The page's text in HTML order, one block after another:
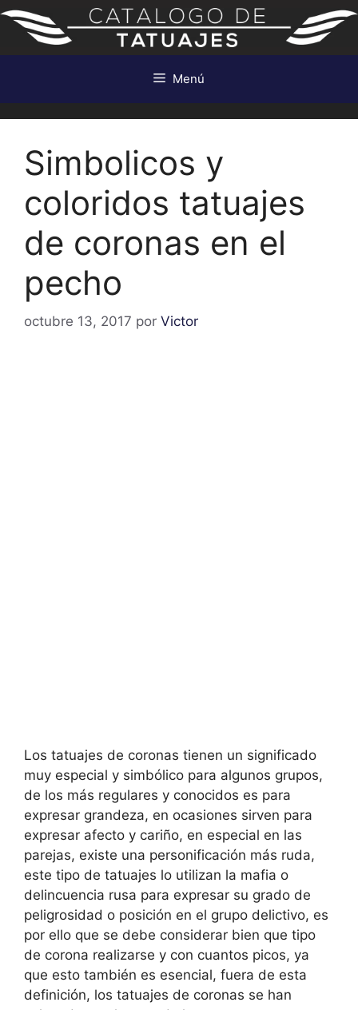
Saltar
contenido
Menú
Simbolicos y
coloridos tatuajes
de coronas en el
pecho
octubre 13, 2017 por Victor
Los tatuajes de coronas tienen un significado
muy especial y simbólico para algunos grupos,
de los más regulares y conocidos es para
expresar grandeza, en ocasiones sirven para
expresar afecto y cariño, en especial en las
parejas, existe una personificación más ruda,
este tipo de tatuajes lo utilizan la mafia o
delincuencia rusa para expresar su grado de
peligrosidad o posición en el grupo delictivo, es
por ello que se debe considerar bien que tipo
de corona realizarse y con cuantos picos, ya
que esto también es esencial, fuera de esta
definición, los tatuajes de coronas se han